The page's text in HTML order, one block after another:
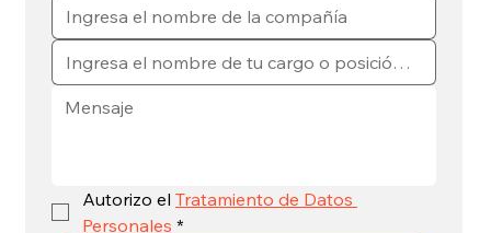
Autorizo el Tratamiento de Datos
Personales *